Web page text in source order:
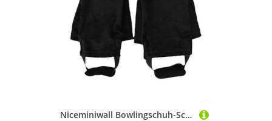
Niceminiwall Bowlingschuh-Schieberüberzüge mit Gummiband, verstellbare Passform, Polyester-Protektoren zur Reduzierung der Reibung und zum Sauberhalten der Sohlen, geeignet für Männer u